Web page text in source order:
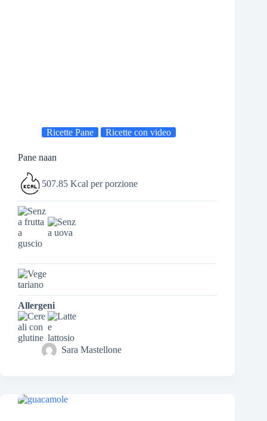
Ricette Pane Ricette con video
Pane naan
507.85 Kcal per porzione
Allergeni
Sara Mastellone